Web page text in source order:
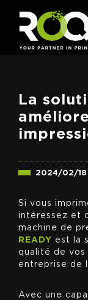
La
2024/02/18
Si vous
intéressez et
machine de
READY est la
qualité de
entreprise de
Avec une